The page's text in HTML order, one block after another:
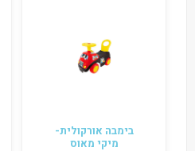
בימבה אורקולית-
מיקי מאוס